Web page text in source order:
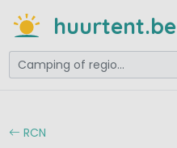
huurtent.be
RCN